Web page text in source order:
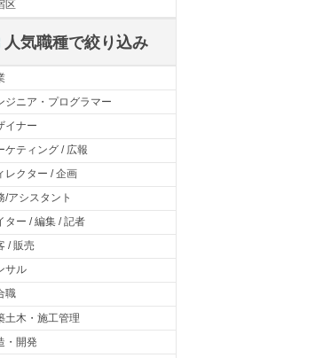
区
人気職種で絞り込み
ジニア・プログラマー
イナー
ケティング / 広報
レクター / 企画
/アシスタント
ター / 編集 / 記者
/ 販売
サル
職
土木・施工管理
・開発